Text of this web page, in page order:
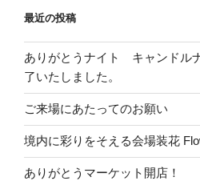
最近の投稿
ありがとうナイト キャンドル
了いたしました。
ご来場にあたってのお願い
境内に彩りをそえる会場装花
ありがとうマーケット開店！